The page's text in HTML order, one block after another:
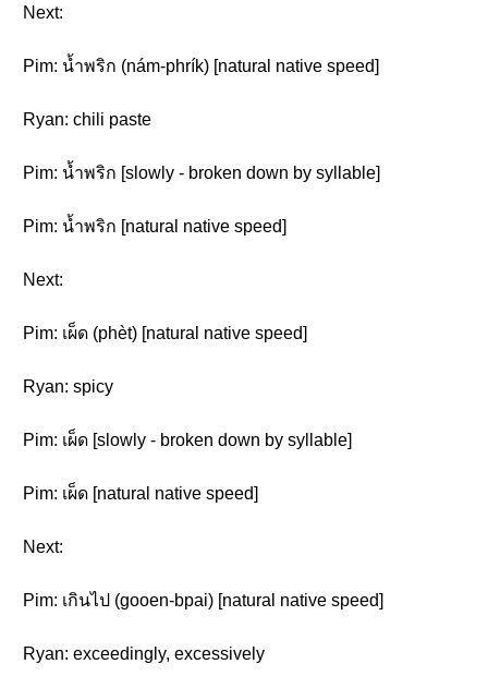
Next:
Pim: น้ำพริก (nám-phrík) [natural native speed]
Ryan: chili paste
Pim: น้ำพริก [slowly - broken down by syllable]
Pim: น้ำพริก [natural native speed]
Next:
Pim: เผ็ด (phèt) [natural native speed]
Ryan: spicy
Pim: เผ็ด [slowly - broken down by syllable]
Pim: เผ็ด [natural native speed]
Next:
Pim: เกินไป (gooen-bpai) [natural native speed]
Ryan: exceedingly, excessively